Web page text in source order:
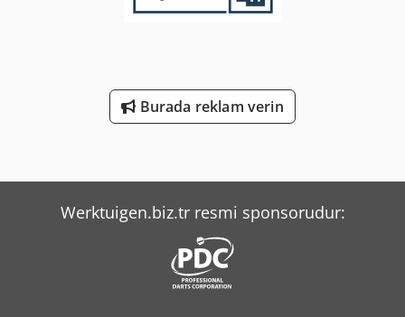
Burada reklam verin
Werktuigen.biz.tr resmi sponsorudur: